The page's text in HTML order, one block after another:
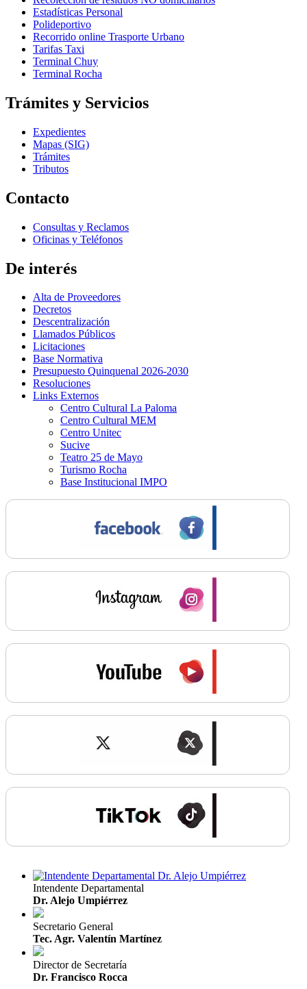
Estadísticas Personal
Polideportivo
Recorrido online Trasporte Urbano
Tarifas Taxi
Terminal Chuy
Terminal Rocha
Trámites y Servicios
Expedientes
Mapas (SIG)
Trámites
Tributos
Contacto
Consultas y Reclamos
Oficinas y Teléfonos
De interés
Alta de Proveedores
Decretos
Descentralización
Llamados Públicos
Licitaciones
Base Normativa
Presupuesto Quinquenal 2026-2030
Resoluciones
Links Externos
Centro Cultural La Paloma
Centro Cultural MEM
Centro Unitec
Sucive
Teatro 25 de Mayo
Turismo Rocha
Base Institucional IMPO
Intendente Departamental
Dr. Alejo Umpiérrez
Secretario General
Tec. Agr. Valentín Martínez
Director de Secretaría
Dr. Francisco Rocca